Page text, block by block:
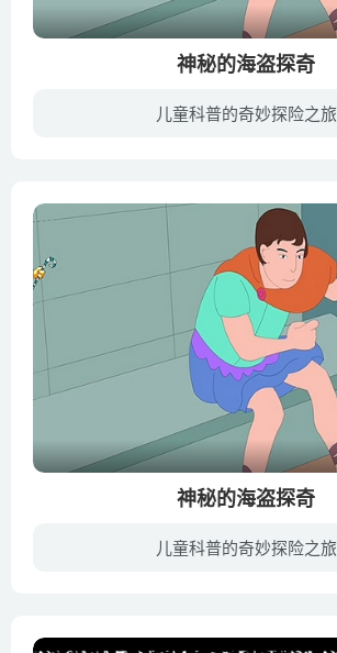
神秘的海盗探奇
儿童科普的奇妙探险之旅
神秘的海盗探奇
儿童科普的奇妙探险之旅